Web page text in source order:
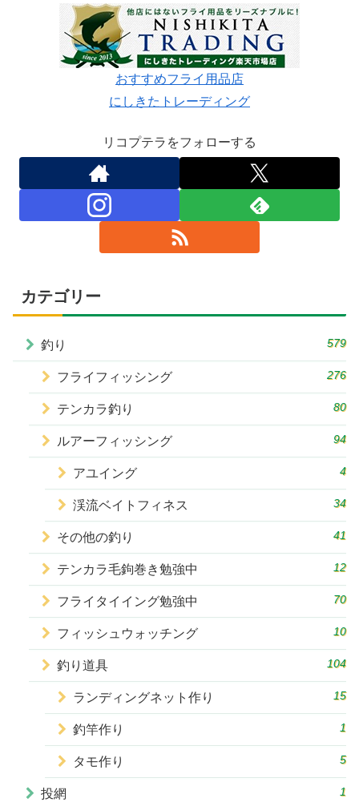
おすすめフライ用品店
にしきたトレーディング
リコプテラをフォローする
カテゴリー
釣り 579
フライフィッシング 276
テンカラ釣り 80
ルアーフィッシング 94
アユイング 4
渓流ベイトフィネス 34
その他の釣り 41
テンカラ毛鉤巻き勉強中 12
フライタイイング勉強中 70
フィッシュウォッチング 10
釣り道具 104
ランディングネット作り 15
釣竿作り 1
タモ作り 5
投網 1